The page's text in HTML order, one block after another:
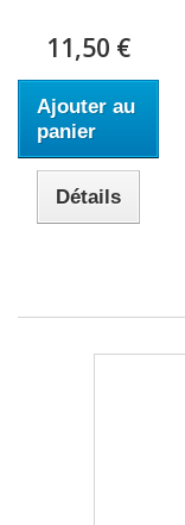
11,50 €
Ajouter au
panier
Détails